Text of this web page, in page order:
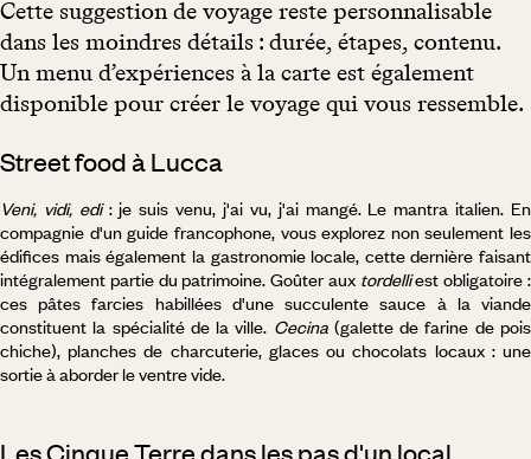
Cette suggestion de voyage reste personnalisable
dans les moindres détails : durée, étapes, contenu.
Un menu d’expériences à la carte est également
disponible pour créer le voyage qui vous ressemble.
Street food à Lucca
Veni, vidi, edi: je suis venu, j'ai vu, j'ai mangé. Le mantra italien. En
compagnie d'un guide francophone, vous explorez non seulement les
édifices mais également la gastronomie locale, cette dernière faisant
intégralement partie du patrimoine. Goûter aux tordelliest obligatoire :
ces pâtes farcies habillées d'une succulente sauce à la viande
constituent la spécialité de la ville. Cecina(galette de farine de pois
chiche), planches de charcuterie, glaces ou chocolats locaux : une
sortie à aborder le ventre vide.